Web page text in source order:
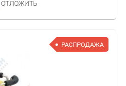
ОТЛОЖИТЬ
РАСПРОДАЖА